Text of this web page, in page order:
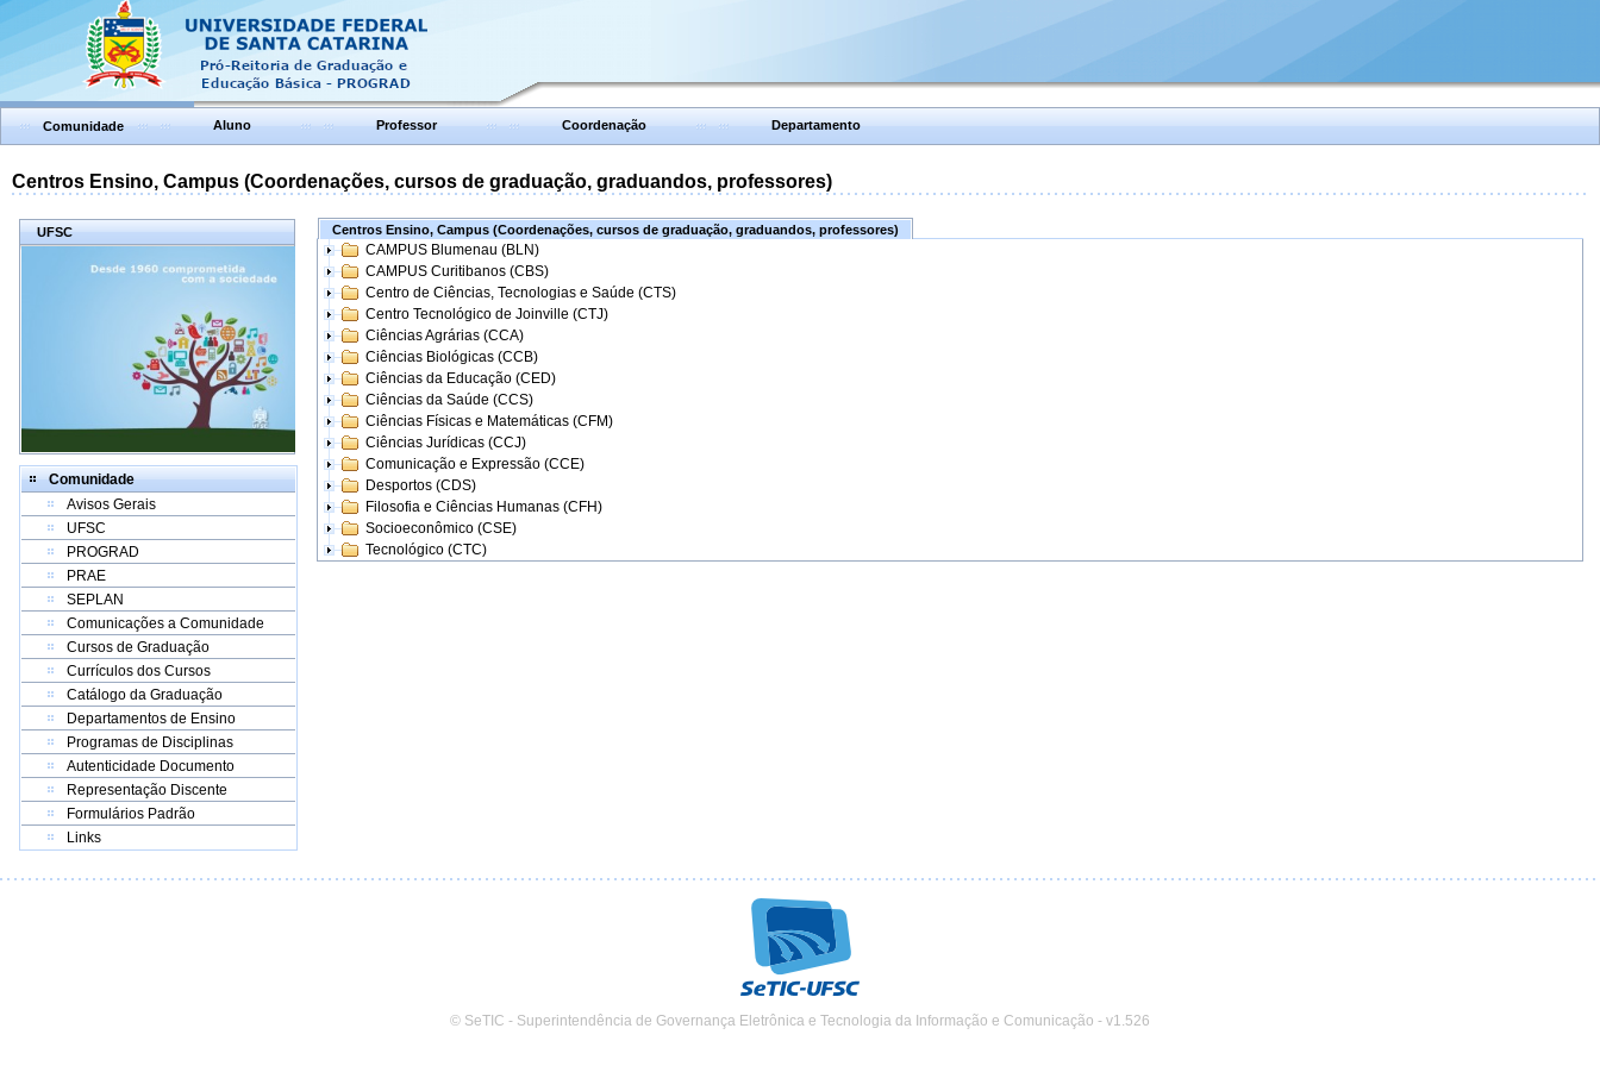
Comunidade Aluno Professor Coordenação Departamento
Centros Ensino, Campus (Coordenações, cursos de graduação, graduandos, professores)
UFSC
Comunidade
Avisos Gerais
UFSC
PROGRAD
PRAE
SEPLAN
Comunicações a Comunidade
Cursos de Graduação
Currículos dos Cursos
Catálogo da Graduação
Departamentos de Ensino
Programas de Disciplinas
Autenticidade Documento
Representação Discente
Formulários Padrão
Links
Centros Ensino, Campus (Coordenações, cursos de graduação, graduandos, professores)
CAMPUS Blumenau (BLN)
CAMPUS Curitibanos (CBS)
Centro de Ciências, Tecnologias e Saúde (CTS)
Centro Tecnológico de Joinville (CTJ)
Ciências Agrárias (CCA)
Ciências Biológicas (CCB)
Ciências da Educação (CED)
Ciências da Saúde (CCS)
Ciências Físicas e Matemáticas (CFM)
Ciências Jurídicas (CCJ)
Comunicação e Expressão (CCE)
Desportos (CDS)
Filosofia e Ciências Humanas (CFH)
Socioeconômico (CSE)
Tecnológico (CTC)
© SeTIC - Superintendência de Governança Eletrônica e Tecnologia da Informação e Comunicação - v1.526